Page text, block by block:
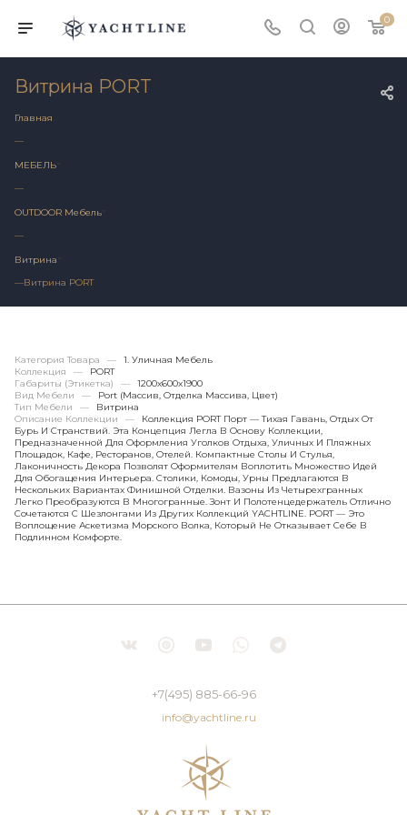
0
Витрина PORT
Главная
—
МЕБЕЛЬ
—
OUTDOOR Мебель
—
Витрина
—Витрина PORT
Категория Товара —
1. Уличная Мебель
Коллекция
—
PORT
Габариты (этикетка)
—
1200х600x1900
Вид Мебели
—
Port (массив, Отделка Массива, Цвет)
Тип Мебели
—
Витрина
Описание Коллекции
—
Коллекция PORT Порт — Тихая Гавань, Отдых От
Бурь И Странствий. Эта Концепция Легла В Основу Коллекции,
Предназначенной Для Оформления Уголков Отдыха, Уличных И Пляжных
Площадок, Кафе, Ресторанов, Отелей. Компактные Столы И Стулья,
Лаконичность Декора Позволят Оформителям Воплотить Множество Идей
Для Обогащения Интерьера. Столики, Комоды, Урны Предлагаются В
Нескольких Вариантах Финишной Отделки. Вазоны Из Четырехгранных
Легко Преобразуются В Многогранные. Зонт И Полотенцедержатель Отлично
Сочетаются С Шезлонгами Из Других Коллекций YACHTLINE. PORT — Это
Воплощение Аскетизма Морского Волка, Который Не Отказывает Себе В
Подлинном Комфорте.
+7(495) 885-66-96
info@yachtline.ru